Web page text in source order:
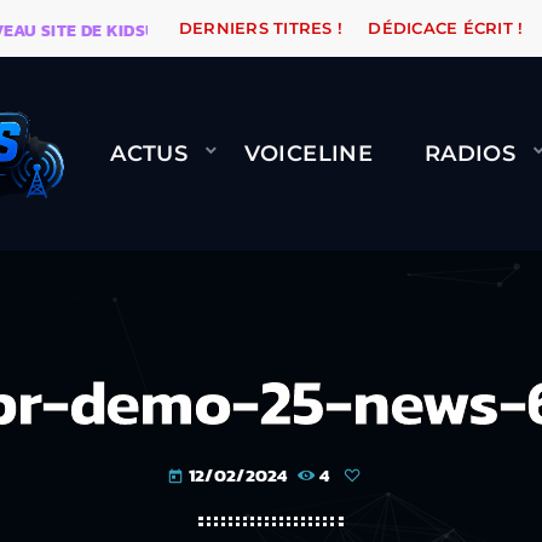
DE KIDSUNE WARÉTRO ORANGE ROAD QUI
DERNIERS TITRES ! DÉDICACE ÉCRIT !
ACTUS VOICELINE RADIOS
demo-25-
today 12/02/2024 4